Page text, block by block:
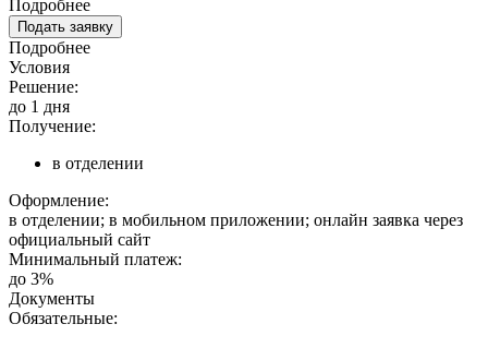
Подробнее
Подать заявку
Подробнее
Условия
Решение:
до 1 дня
Получение:
в отделении
Оформление:
в отделении; в мобильном приложении; онлайн заявка через
официальный сайт
Минимальный платеж:
до 3%
Документы
Обязательные: